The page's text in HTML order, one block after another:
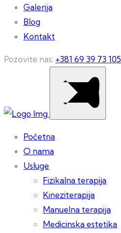
Galerija
Blog
Kontakt
Pozovite nas: +381 69 39 73 105
Početna
O nama
Usluge
Fizikalna terapija
Kineziterapija
Manuelna terapija
Medicinska estetika